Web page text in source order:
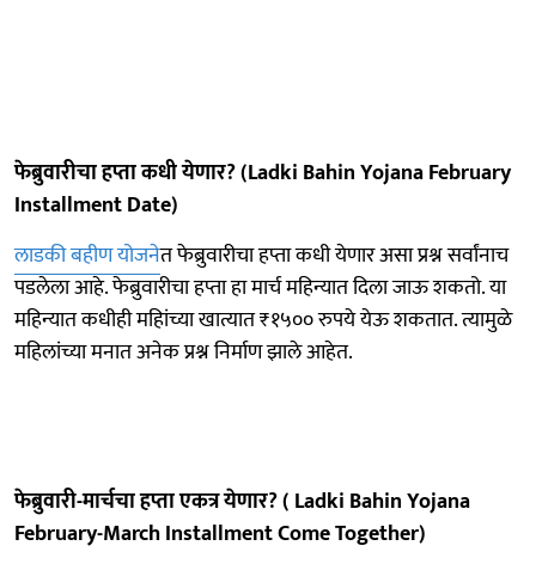
फेब्रुवारीचा हप्ता कधी येणार? (Ladki Bahin Yojana February
Installment Date)
लाडकी बहीण योजनेत फेब्रुवारीचा हप्ता कधी येणार असा प्रश्न सर्वांनाच
पडलेला आहे. फेब्रुवारीचा हप्ता हा मार्च महिन्यात दिला जाऊ शकतो. या
महिन्यात कधीही महिांच्या खात्यात ₹१५०० रुपये येऊ शकतात. त्यामुळे
महिलांच्या मनात अनेक प्रश्न निर्माण झाले आहेत.
फेब्रुवारी-मार्चचा हप्ता एकत्र येणार? ( Ladki Bahin Yojana
February-March Installment Come Together)